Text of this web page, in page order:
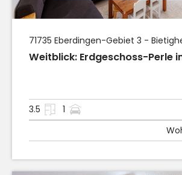
71735 Eberdingen-Gebiet 3 -
Weitblick: Erdgeschoss-Perle
3.5
1